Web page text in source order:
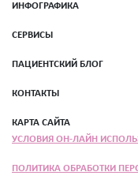
ИНФОГРАФИКА
СЕРВИСЫ
ПАЦИЕНТСКИЙ БЛОГ
КОНТАКТЫ
КАРТА САЙТА
УСЛОВИЯ ОН-ЛАЙН
ПОЛИТИКА ОБРАБОТКИ